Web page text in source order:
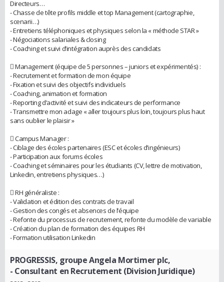
Directeurs…
- Chasse de tête profils middle et top Management (cartographie,
scenarii…)
- Entretiens téléphoniques et physiques selon la « méthode STAR »
- Négociations salariales & closing
- Coaching et suivi d’intégration auprès des candidats
 Management (équipe de 5 personnes – juniors et expérimentés) :
- Recrutement et formation de mon équipe
- Fixation et suivi des objectifs individuels
- Coaching, animation et formation
- Reporting d’activité et suivi des indicateurs de performance
- Transmettre mon adage « aller toujours plus loin, toujours plus haut
sans oublier le plaisir »
 Campus Manager :
- Ciblage des écoles partenaires (ESC et écoles d’ingénieurs)
- Participation aux forums écoles
- Coaching et séminaires pour les étudiants (CV, lettre de motivation,
Linkedin, entretiens physiques…)
 RH généraliste :
- Validation et édition des contrats de travail
- Gestion des congés et absences de l’équipe
- Refonte du processus de recrutement, refonte du modèle de variable
- Création du plan de formation des équipes RH
- Formation utilisation Linkedin
PROGRESSIS, groupe Angela Mortimer plc,
- Consultant en Recrutement (Division Juridique)